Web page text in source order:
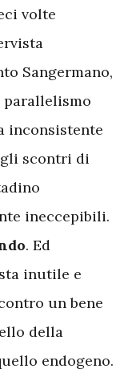
volte
Sangermano,
inconsistente
scontri di
ineccepibili.
. Ed
inutile e
un bene
della
endogeno.